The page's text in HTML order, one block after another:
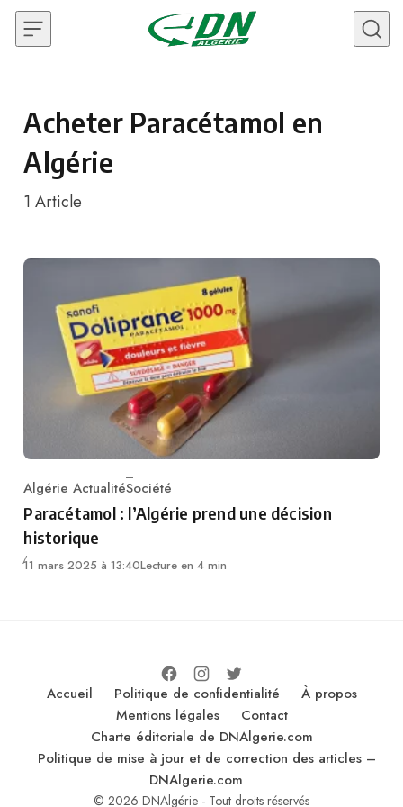
Skip to content
Acheter Paracétamol en
Algérie
1 Article
Category
Algérie ActualitéSociété
Paracétamol : l’Algérie prend une décision
historique
11 mars 2025 à 13:40Lecture en 4 min
Accueil Politique de confidentialité
À propos
Mentions légales
Contact
Charte éditoriale de DNAlgerie.com
Politique de mise à jour et de correction des articles –
DNAlgerie.com
© 2026 DNAlgérie - Tout droits réservés